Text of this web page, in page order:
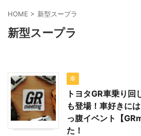
HOME > 新型スープラ
新型スープラ
車
トヨタGR車乗り回
も登場！車好きに
っ腹イベント【
た！